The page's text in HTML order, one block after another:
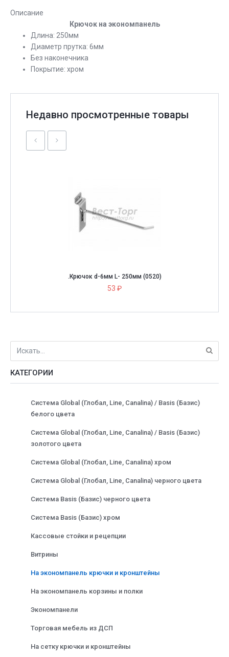
Описание
Крючок на экономпанель
Длина: 250мм
Диаметр прутка: 6мм
Без наконечника
Покрытие: хром
Недавно просмотренные товары
.Крючок d-6мм L- 250мм (0520)
53 ₽
КАТЕГОРИИ
Система Global (Глобал, Line, Canalina) / Basis (Базис)
белого цвета
Система Global (Глобал, Line, Canalina) / Basis (Базис)
золотого цвета
Система Global (Глобал, Line, Canalina) хром
Система Global (Глобал, Line, Canalina) черного цвета
Система Basis (Базис) черного цвета
Система Basis (Базис) хром
Кассовые стойки и рецепции
Витрины
На экономпанель крючки и кронштейны
На экономпанель корзины и полки
Экономпанели
Торговая мебель из ДСП
На сетку крючки и кронштейны